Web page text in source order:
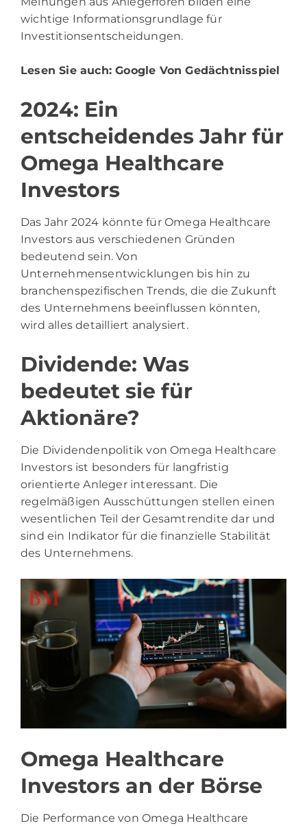
wichtige Informationsgrundlage für
Investitionsentscheidungen.
Lesen Sie auch:Google Von Gedächtnisspiel
2024: Ein
entscheidendes Jahr für
Omega Healthcare
Investors
Das Jahr 2024 könnte für Omega Healthcare
Investors aus verschiedenen Gründen
bedeutend sein. Von
Unternehmensentwicklungen bis hin zu
branchenspezifischen Trends, die die Zukunft
des Unternehmens beeinflussen könnten,
wird alles detailliert analysiert.
Dividende: Was
bedeutet sie für
Aktionäre?
Die Dividendenpolitik von Omega Healthcare
Investors ist besonders für langfristig
orientierte Anleger interessant. Die
regelmäßigen Ausschüttungen stellen einen
wesentlichen Teil der Gesamtrendite dar und
sind ein Indikator für die finanzielle Stabilität
des Unternehmens.
Omega Healthcare
Investors an der Börse
Die Performance von Omega Healthcare